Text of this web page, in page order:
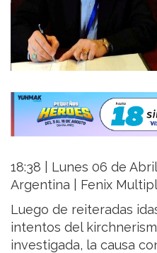
18:38 | Lunes 06 de
Argentina | Fenix
Luego de reiteradas
intentos del
investigada, la causa